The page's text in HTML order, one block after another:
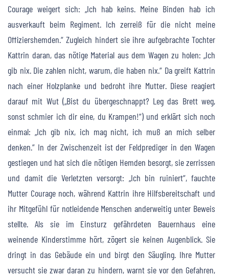
Courage weigert sich: „Ich hab keins. Meine Binden hab ich
ausverkauft beim Regiment. Ich zerreiß für die nicht meine
Offiziershemden.“ Zugleich hindert sie ihre aufgebrachte Tochter
Kattrin daran, das nötige Material aus dem Wagen zu holen: „Ich
gib nix. Die zahlen nicht, warum, die haben nix.“ Da greift Kattrin
nach einer Holzplanke und bedroht ihre Mutter. Diese reagiert
darauf mit Wut („Bist du übergeschnappt? Leg das Brett weg,
sonst schmier ich dir eine, du Krampen!“) und erklärt sich noch
einmal: „Ich gib nix, ich mag nicht, ich muß an mich selber
denken.“ In der Zwischenzeit ist der Feldprediger in den Wagen
gestiegen und hat sich die nötigen Hemden besorgt, sie zerrissen
und damit die Verletzten versorgt: „Ich bin ruiniert“, fauchte
Mutter Courage noch, während Kattrin ihre Hilfsbereitschaft und
ihr Mitgefühl für notleidende Menschen anderweitig unter Beweis
stellte. Als sie im Einsturz gefährdeten Bauernhaus eine
weinende Kinderstimme hört, zögert sie keinen Augenblick. Sie
dringt in das Gebäude ein und birgt den Säugling. Ihre Mutter
versucht sie zwar daran zu hindern, warnt sie vor den Gefahren,